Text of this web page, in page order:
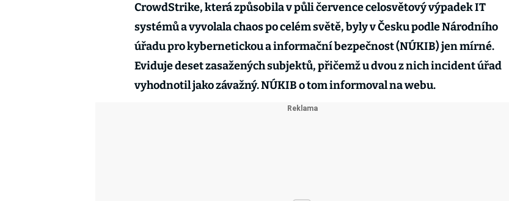
CrowdStrike, která způsobila v půli července celosvětový výpadek IT
systémů a vyvolala chaos po celém světě, byly v Česku podle Národního
úřadu pro kybernetickou a informační bezpečnost (NÚKIB) jen mírné.
Eviduje deset zasažených subjektů, přičemž u dvou z nich incident úřad
vyhodnotil jako závažný. NÚKIB o tom informoval na webu.